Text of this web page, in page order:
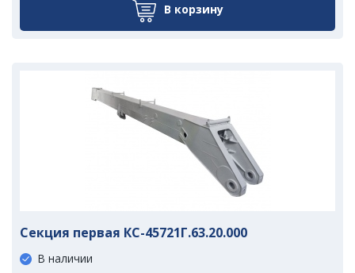
В корзину
Секция первая КС-45721Г.63.20.000
В наличии